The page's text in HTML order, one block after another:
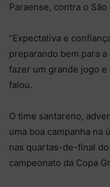
Paraense, contra o São
“Expectativa e
preparando bem para
fazer um grande jogo e
falou.
O time santareno,
uma boa campanha na
nas quartas-de-final
campeonato da Copa